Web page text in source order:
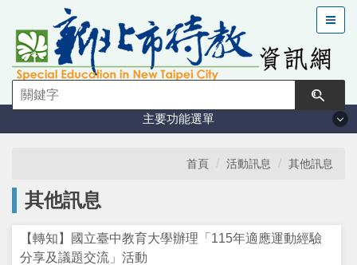
到
主
要
容
主要功能選單
特教現況
鑑定安置
首頁 活動訊息 其他訊息
其他訊息
【轉知】國立臺中教育大學辦理「115年適應運動經驗
分享及議題交流」活動